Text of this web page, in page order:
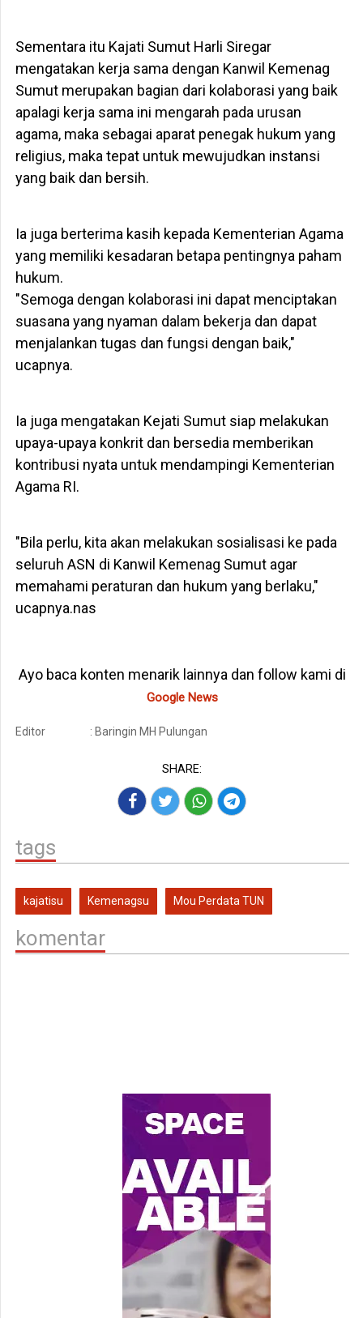
Sementara itu Kajati Sumut Harli Siregar
mengatakan kerja sama dengan Kanwil Kemenag
Sumut merupakan bagian dari kolaborasi yang baik
apalagi kerja sama ini mengarah pada urusan
agama, maka sebagai aparat penegak hukum yang
religius, maka tepat untuk mewujudkan instansi
yang baik dan bersih.
Ia juga berterima kasih kepada Kementerian Agama
yang memiliki kesadaran betapa pentingnya paham
hukum.
"Semoga dengan kolaborasi ini dapat menciptakan
suasana yang nyaman dalam bekerja dan dapat
menjalankan tugas dan fungsi dengan baik,"
ucapnya.
Ia juga mengatakan Kejati Sumut siap melakukan
upaya-upaya konkrit dan bersedia memberikan
kontribusi nyata untuk mendampingi Kementerian
Agama RI.
"Bila perlu, kita akan melakukan sosialisasi ke pada
seluruh ASN di Kanwil Kemenag Sumut agar
memahami peraturan dan hukum yang berlaku,"
ucapnya.nas
Ayo baca konten menarik lainnya dan follow kami di
Google News
Editor : Baringin MH Pulungan
SHARE:
tags
kajatisu Kemenagsu Mou Perdata TUN
komentar